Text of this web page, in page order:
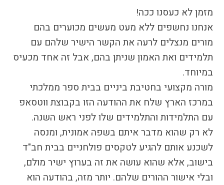
תכנית הלימודים
במקצוע תרבות
יהודית-ישראלית –
תכנית מדיתה
הדתה בצה"ל
התמודדות עם הדתה
מהי הדתה? ומהי
חילוניות?
כיצד למנוע הדתה?
זיהיתי הדתה, מה
עושים?
המדריך להורה החילוני
המדריך למורה: תרבות
יהודית-ישראלית
מזמן לא כעסנו ככה!
אנחנו נחשפים ללא מעט מעשים מכוערים בהם
מורים מנצלים לרעה את הקשר הישיר שלהם עם
תלמידים ואת האמון שניתן בהם, אבל זה אחד מכעיס
במיוחד.
מורה מקצועי בחטיבת ביניים בבית ספר ממלכתי
במרכז הארץ שלח את ההודעה הזו בקבוצת ווטסאפ
עם התלמידות והתלמידים שלו לפני ראש השנה.
לא רק שהוא מדבר איתם בשפה אמונית, ומנסה
לשכנע אותם להגיע לטקסים פולחניים בבית חב"ד
בישוב, אלא שהוא עושה את זה בערוץ ישיר מולם,
ובלי אישור ההורים שלהם. יותר מזה, בהודעה הוא